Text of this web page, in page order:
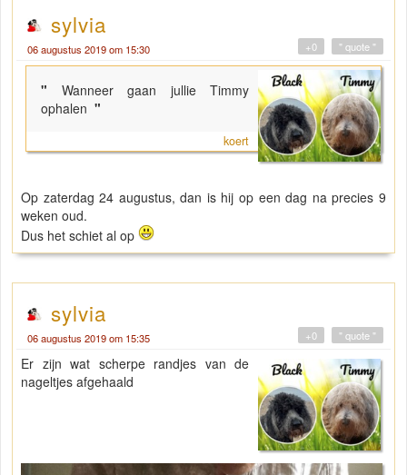
sylvia
06 augustus 2019 om 15:30 " quote "
+0
" Wanneer gaan jullie Timmy
ophalen "
koert
Op zaterdag 24 augustus, dan is hij op een dag na precies 9
weken oud.
Dus het schiet al op
sylvia
06 augustus 2019 om 15:35 " quote "
+0
Er zijn wat scherpe randjes van de
nageltjes afgehaald